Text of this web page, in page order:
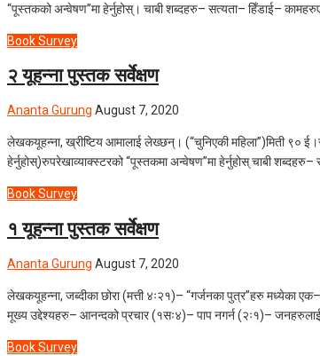
“पूस्तकको अन्वेषण”मा हेर्नुहोस्। चाबी शब्दहरु– सत्यता– हिँडाई–
Book Survey
२ यूहन्ना पुस्तक सर्वेक्षण
Ananta Gurung August 7, 2020
लेखकयूहन्ना, ख्रीष्टिय आमालाई लेख्छन्। (“चुनिएकी महिला”)मिती ९०
हेर्नुहोस्)रुपरेखाव्याक्स्टरको “पूस्तकमा अन्वेषण”मा हेर्नुहोस् चाबी
Book Survey
१ यूहन्ना पुस्तक सर्वेक्षण
Ananta Gurung August 7, 2020
लेखकयूहन्ना, जब्दीका छोरा (मत्ती ४ः२१)– “गर्जनका पुत्र”हरु मध्येका
मूख्य उद्देश्यहरु– आनन्दको प्रचार (१सः४)– पाप नगर्न (२ः१)– जनहरुलाई
Book Survey